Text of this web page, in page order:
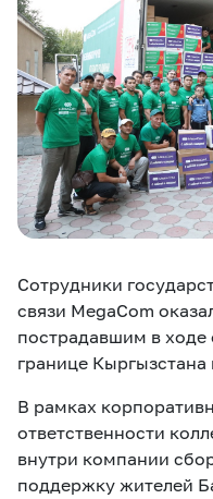
Услуги
Все услуги
Звонки и SMS
Компания
Сервисы
MegaTV
Сотрудники
связи MegaCom
пострадавшим в ходе
границе
В рамках
ответственности
внутри компании
поддержку жителей